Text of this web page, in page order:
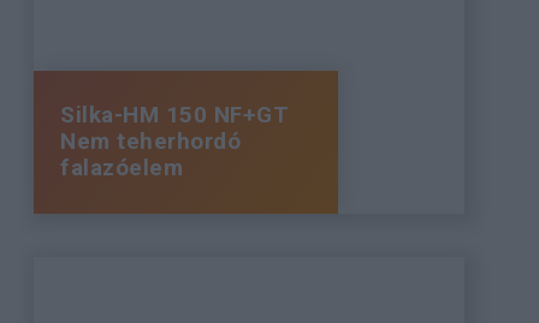
Silka-HM 150 NF+GT
Nem teherhordó
falazóelem